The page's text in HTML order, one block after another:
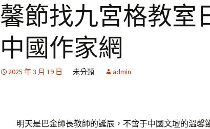
馨節找九宮格教室
中國作家網
2025 年 3 月 19 日 未分類 admin
明天是巴金師長教師的誕辰，不啻于中國文壇的溫馨